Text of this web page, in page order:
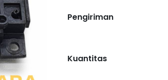
Pengiriman
Kuantitas